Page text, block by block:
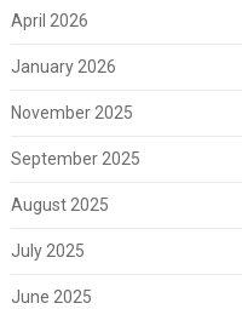
April 2026
January 2026
November 2025
September 2025
August 2025
July 2025
June 2025